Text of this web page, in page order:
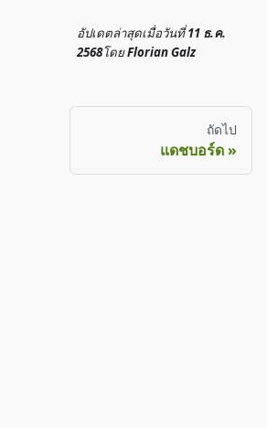
อัปเดตล่าสุดเมื่อวันที่11 ธ.ค.
2568โดยFlorian Galz
ถัดไป
แดชบอร์ด